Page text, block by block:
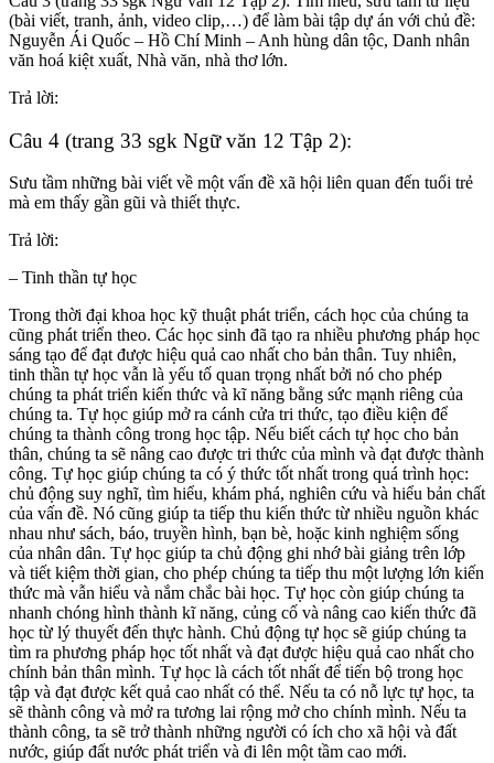
(bài viết, tranh, ảnh, video clip,…) để làm bài tập dự án với chủ đề:
Nguyễn Ái Quốc – Hồ Chí Minh – Anh hùng dân tộc, Danh nhân
văn hoá kiệt xuất, Nhà văn, nhà thơ lớn.
Trả lời:
Câu 4 (trang 33 sgk Ngữ văn 12 Tập 2):
Sưu tầm những bài viết về một vấn đề xã hội liên quan đến tuổi trẻ
mà em thấy gần gũi và thiết thực.
Trả lời:
– Tinh thần tự học
Trong thời đại khoa học kỹ thuật phát triển, cách học của chúng ta
cũng phát triển theo. Các học sinh đã tạo ra nhiều phương pháp học
sáng tạo để đạt được hiệu quả cao nhất cho bản thân. Tuy nhiên,
tinh thần tự học vẫn là yếu tố quan trọng nhất bởi nó cho phép
chúng ta phát triển kiến thức và kĩ năng bằng sức mạnh riêng của
chúng ta. Tự học giúp mở ra cánh cửa tri thức, tạo điều kiện để
chúng ta thành công trong học tập. Nếu biết cách tự học cho bản
thân, chúng ta sẽ nâng cao được tri thức của mình và đạt được thành
công. Tự học giúp chúng ta có ý thức tốt nhất trong quá trình học:
chủ động suy nghĩ, tìm hiểu, khám phá, nghiên cứu và hiểu bản chất
của vấn đề. Nó cũng giúp ta tiếp thu kiến thức từ nhiều nguồn khác
nhau như sách, báo, truyền hình, bạn bè, hoặc kinh nghiệm sống
của nhân dân. Tự học giúp ta chủ động ghi nhớ bài giảng trên lớp
và tiết kiệm thời gian, cho phép chúng ta tiếp thu một lượng lớn kiến
thức mà vẫn hiểu và nắm chắc bài học. Tự học còn giúp chúng ta
nhanh chóng hình thành kĩ năng, củng cố và nâng cao kiến thức đã
học từ lý thuyết đến thực hành. Chủ động tự học sẽ giúp chúng ta
tìm ra phương pháp học tốt nhất và đạt được hiệu quả cao nhất cho
chính bản thân mình. Tự học là cách tốt nhất để tiến bộ trong học
tập và đạt được kết quả cao nhất có thể. Nếu ta có nỗ lực tự học, ta
sẽ thành công và mở ra tương lai rộng mở cho chính mình. Nếu ta
thành công, ta sẽ trở thành những người có ích cho xã hội và đất
nước, giúp đất nước phát triển và đi lên một tầm cao mới.